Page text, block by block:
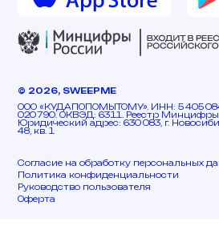
ООО «КУДАПОПОМЫТОМУ». ИНН: 5 405 084
020 790. ОКВЭД: 63.11. Реестр Минцифры
Юридический адрес: 630 083, г.
48, кв. 1
Согласие на обработку персональных
Политика конфиденциальности
Руководство пользователя
Оферта
© 2026, SWEEPME